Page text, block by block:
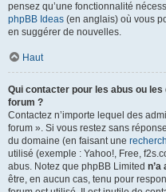
pensez qu’une fonctionnalité
phpBB Ideas (en anglais) où vous
en suggérer de nouvelles.
Haut
Qui contacter pour les abus ou
forum ?
Contactez n’importe lequel des
forum ». Si vous restez sans
du domaine (en faisant une
utilisé (exemple : Yahoo!, Free,
abus. Notez que phpBB Limited
être, en aucun cas, tenu pour